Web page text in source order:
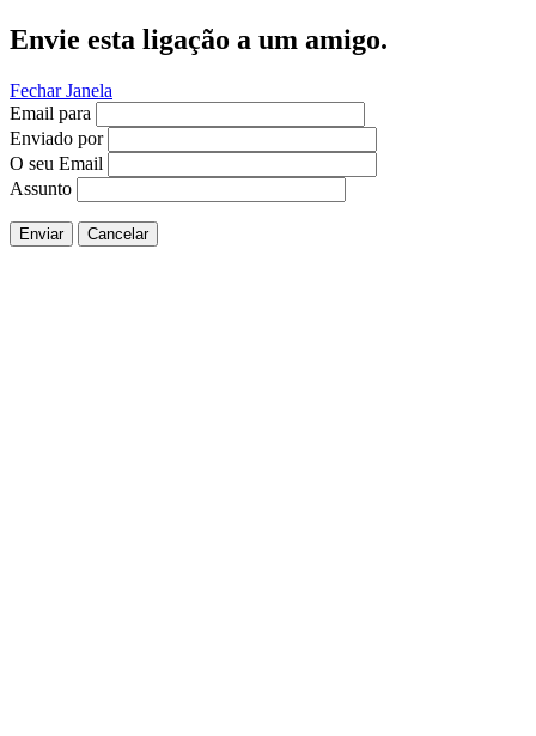
Envie esta ligação a um amigo.
Fechar Janela
Email para
Enviado por
O seu Email
Assunto
Enviar Cancelar